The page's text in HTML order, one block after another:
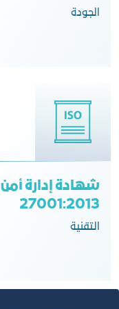
الجودة
27001:2013
التقنية